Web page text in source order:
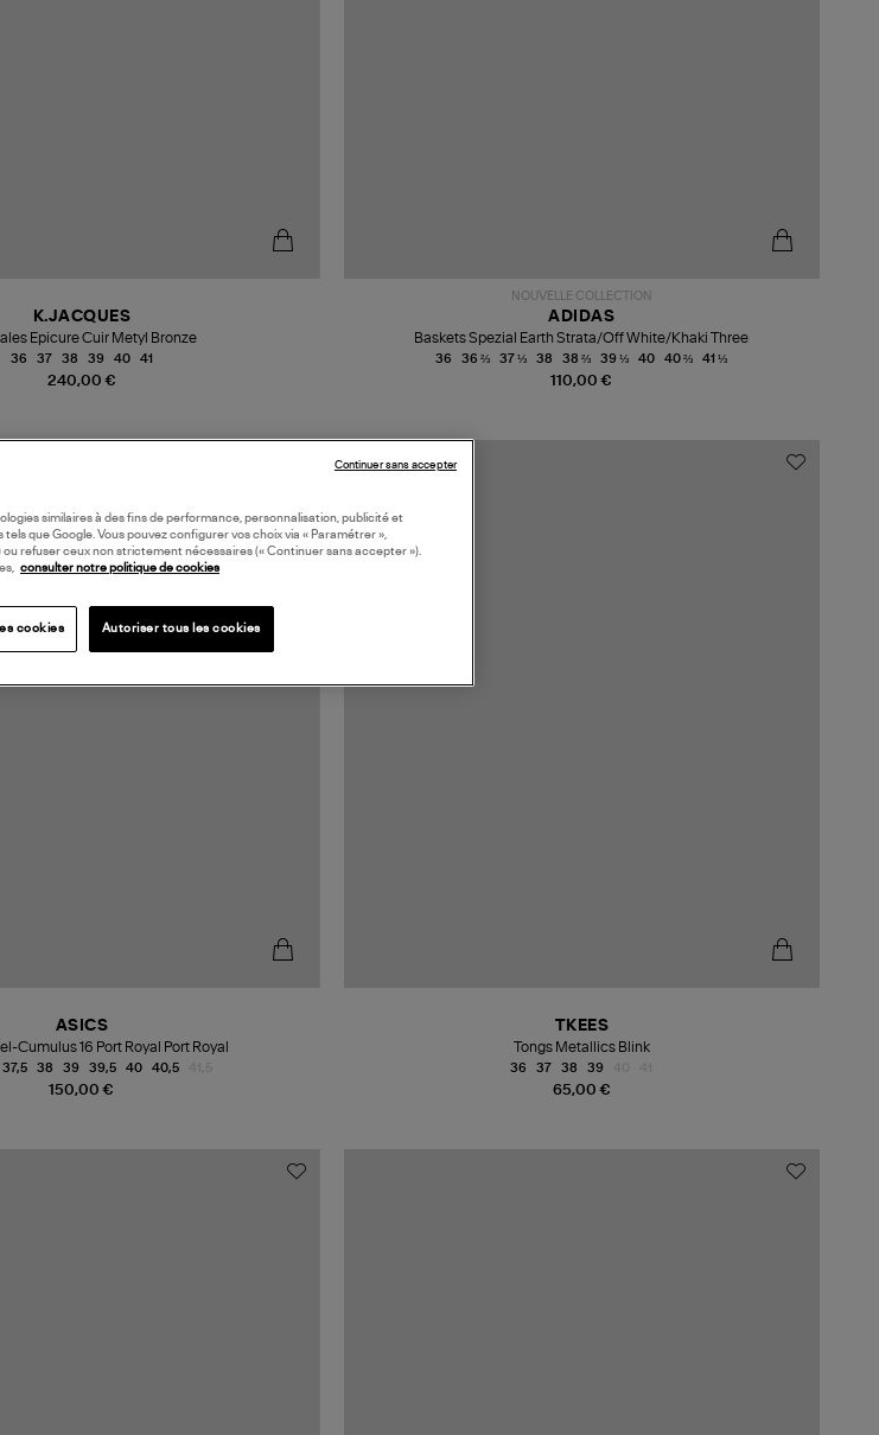
240,00 €
K.JACQUES
Epicure Cuir Metyl Bronze
36 37 38 39 40 41
NOUVELLE COLLECTION
110,00 €
ADIDAS
Baskets Spezial Earth Strata/Off White/Khaki Three
36 36 ⅔ 37 ⅓ 38 38 ⅔ 39 ⅓ 40 40 ⅔ 41 ⅓
150,00 €
ASICS
Cumulus 16 Port Royal Port Royal
37,5 38 39 39,5 40 40,5
65,00 €
TKEES
Tongs Metallics Blink
36 37 38 39
similaires à des fins de performance, personnalisation, publicité et
que Google. Vous pouvez configurer vos choix via « Paramétrer »,
ou refuser ceux non strictement nécessaires (« Continuer sans accepter »).
consulter notre politique de cookies
cookies Autoriser tous les cookies
Continuer sans accepter